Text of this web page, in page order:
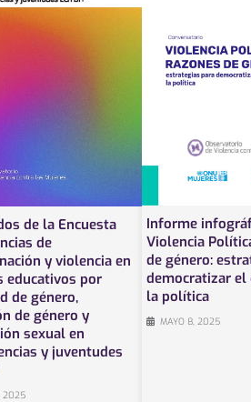
de la Encuesta
de
y violencia en
educativos por
de género,
de género y
sexual en
y juventudes
2025
Informe
Violencia
de género:
democratizar el
la política
MAYO 8, 2025